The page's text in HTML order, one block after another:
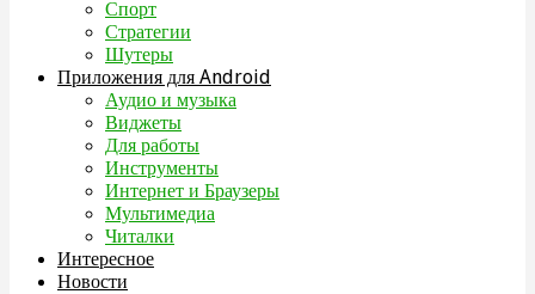
Спорт
Стратегии
Шутеры
Приложения для Android
Аудио и музыка
Виджеты
Для работы
Инструменты
Интернет и Браузеры
Мультимедиа
Читалки
Интересное
Новости